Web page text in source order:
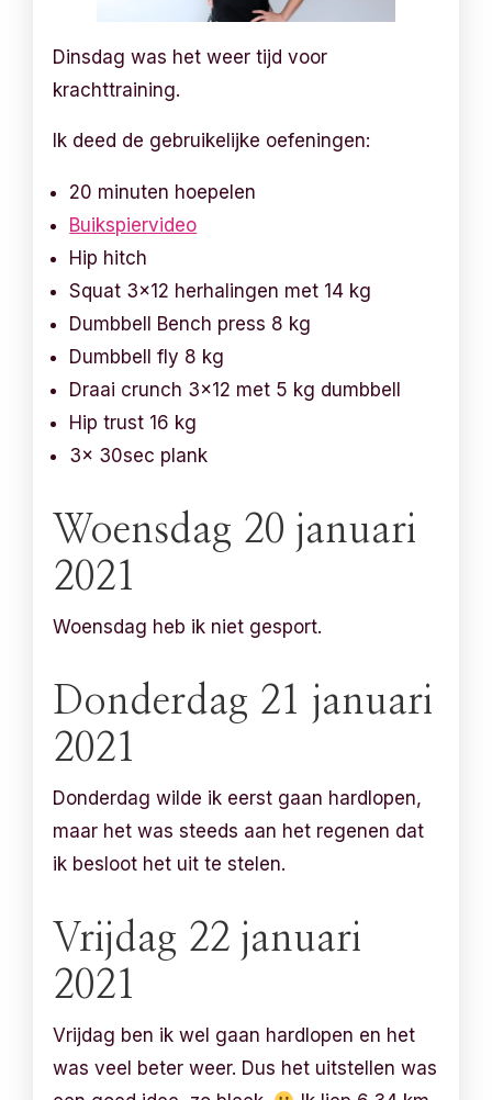
Dinsdag was het weer tijd voor
krachttraining.
Ik deed de gebruikelijke oefeningen:
20 minuten hoepelen
Buikspiervideo
Hip hitch
Squat 3×12 herhalingen met 14 kg
Dumbbell Bench press 8 kg
Dumbbell fly 8 kg
Draai crunch 3×12 met 5 kg dumbbell
Hip trust 16 kg
3x 30sec plank
Woensdag 20 januari
2021
Woensdag heb ik niet gesport.
Donderdag 21 januari
2021
Donderdag wilde ik eerst gaan hardlopen,
maar het was steeds aan het regenen dat
ik besloot het uit te stelen.
Vrijdag 22 januari
2021
Vrijdag ben ik wel gaan hardlopen en het
was veel beter weer. Dus het uitstellen was